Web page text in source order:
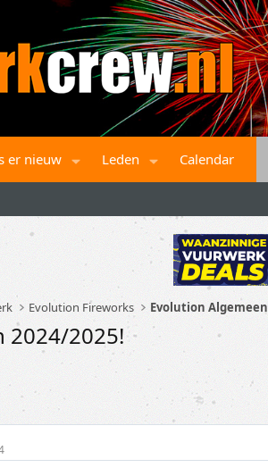
er nieuw Leden Calendar
Evolution Fireworks Evolution Algemeen
2024/2025!